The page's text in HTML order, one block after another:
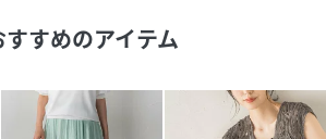
すすめのアイテム